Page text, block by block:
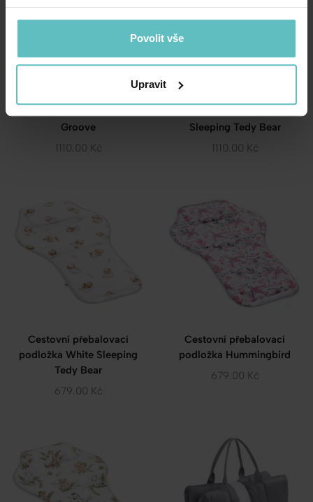
Povolit vše
Upravit
Groove
1110.00 Kč
Sleeping Tedy Bear
1110.00 Kč
Cestovní přebalovací
podložka White Sleeping
Tedy Bear
679.00 Kč
Cestovní přebalovací
podložka Hummingbird
679.00 Kč